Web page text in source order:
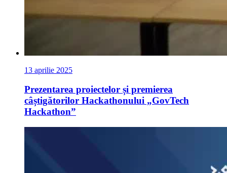
13 aprilie 2025
Prezentarea proiectelor și premierea
câștigătorilor Hackathonului „GovTech
Hackathon”